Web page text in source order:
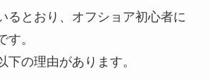
るとおり、オフショア初心者に
す。
下の理由があります。